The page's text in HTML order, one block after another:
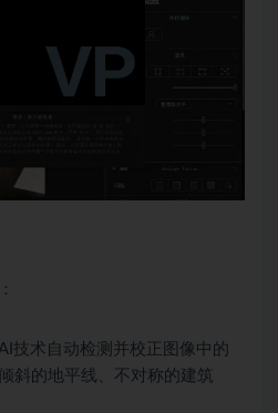
：
技术自动检测并校正图像中的
斜的地平线、不对称的建筑